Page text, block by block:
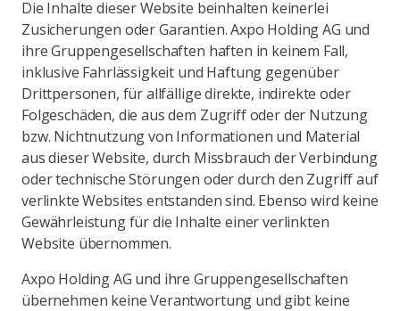
Die Inhalte dieser Website beinhalten keinerlei
Zusicherungen oder Garantien. Axpo Holding AG und
ihre Gruppengesellschaften haften in keinem Fall,
inklusive Fahrlässigkeit und Haftung gegenüber
Drittpersonen, für allfällige direkte, indirekte oder
Folgeschäden, die aus dem Zugriff oder der Nutzung
bzw. Nichtnutzung von Informationen und Material
aus dieser Website, durch Missbrauch der Verbindung
oder technische Störungen oder durch den Zugriff auf
verlinkte Websites entstanden sind. Ebenso wird keine
Gewährleistung für die Inhalte einer verlinkten
Website übernommen.
Axpo Holding AG und ihre Gruppengesellschaften
übernehmen keine Verantwortung und gibt keine